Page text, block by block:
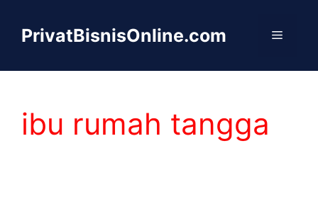
PrivatBisnisOnline.com Menu
ibu rumah tangga